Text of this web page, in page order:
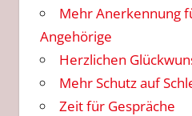
Mehr Anerkennung
Angehörige
Herzlichen
Mehr Schutz auf
Zeit für Gespräche